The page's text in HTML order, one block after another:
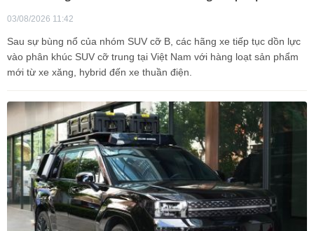
03/08/2026 11:42
Sau sự bùng nổ của nhóm SUV cỡ B, các hãng xe tiếp tục dồn lực
vào phân khúc SUV cỡ trung tại Việt Nam với hàng loạt sản phẩm
mới từ xe xăng, hybrid đến xe thuần điện.